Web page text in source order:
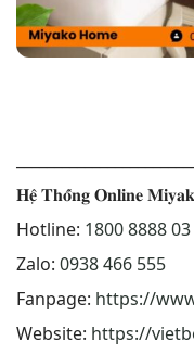
𝐇𝐞̣̂ 𝐓𝐡𝐨̂́𝐧𝐠 𝐎𝐧𝐥𝐢𝐧𝐞
Hotline: 1800 8888 03
Zalo: 0938 466 555
Fanpage: https://
Website: https://